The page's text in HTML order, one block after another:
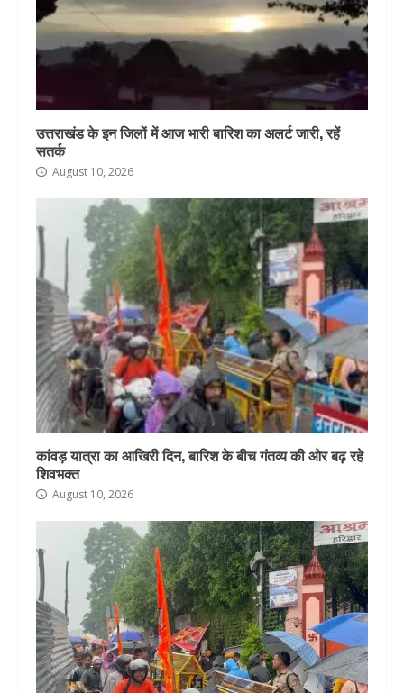
उत्तराखंड के इन जिलों में आज भारी बारिश का अलर्ट जारी, रहें
सतर्क
August 10, 2026
कांवड़ यात्रा का आखिरी दिन, बारिश के बीच गंतव्य की ओर बढ़ रहे
शिवभक्त
August 10, 2026